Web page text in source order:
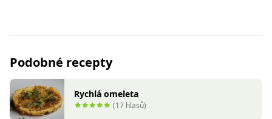
Podobné recepty
Rychlá omeleta
(17 hlasů)